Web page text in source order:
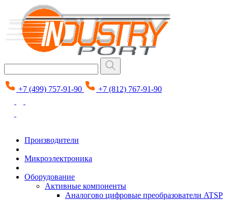
+7 (499) 757-91-90 +7 (812) 767-91-90
Производители
Микроэлектроника
Оборудование
Активные компоненты
Аналогово цифровые преобразователи ATSP